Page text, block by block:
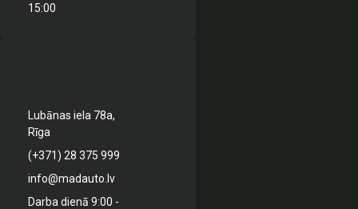
15:00
Lubānas iela 78a,
Rīga
(+371) 28 375 999
info@madauto.lv
Darba dienā 9:00 -